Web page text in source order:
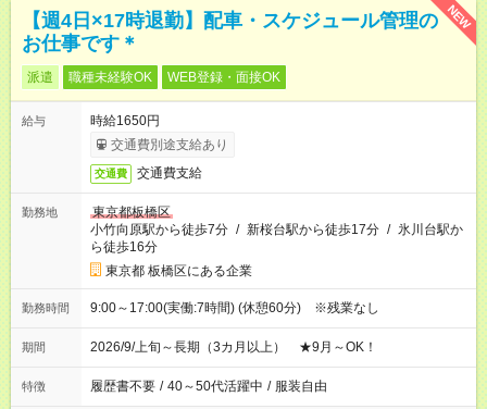
NEW
【週4日×17時退勤】配車・スケジュール管理の
お仕事です＊
派遣 職種未経験OK WEB登録・面接OK
給与
時給1650円
交通費別途支給あり
交通費 交通費支給
勤務地
東京都板橋区
小竹向原駅から徒歩7分 / 新桜台駅から徒歩17分 / 氷川台駅か
ら徒歩16分
東京都 板橋区にある企業
勤務時間 9:00～17:00(実働:7時間) (休憩60分) ※残業なし
期間 2026/9/上旬～長期（3カ月以上） ★9月～OK！
特徴 履歴書不要 / 40～50代活躍中 / 服装自由